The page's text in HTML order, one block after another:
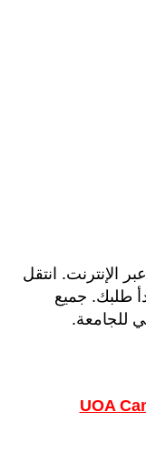
الإنترنت. انتقل
طلبك. جميع
للجامعة.